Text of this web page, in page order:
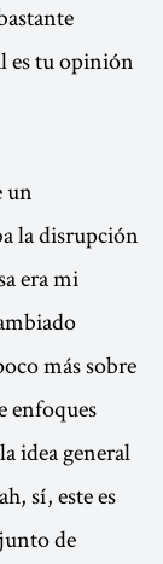
es tu opinión
un
la disrupción
era mi
más sobre
enfoques
idea general
sí, este es
de